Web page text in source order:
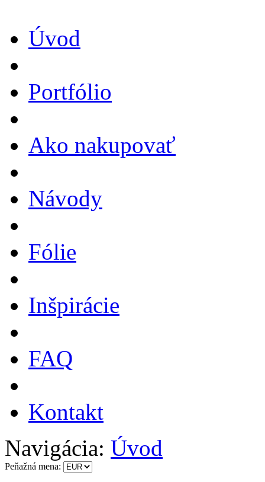
Úvod
Portfólio
Ako nakupovať
Návody
Fólie
Inšpirácie
FAQ
Kontakt
Navigácia: Úvod
Peňažná mena: